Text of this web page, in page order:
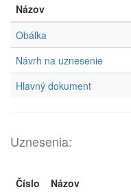
Názov
Obálka
Návrh na uznesenie
Hlavný dokument
Uznesenia:
Číslo Názov